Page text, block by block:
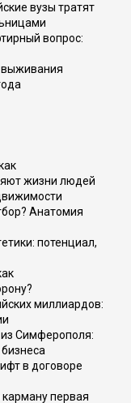
вузы тратят
вопрос:
выживания
жизни людей
Анатомия
потенциал,
миллиардов:
Симферополя:
в договоре
первая